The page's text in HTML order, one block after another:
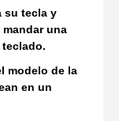
su tecla y
una
modelo de la
en un